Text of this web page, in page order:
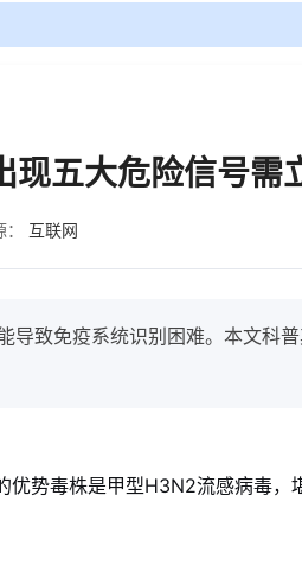
现五大危险信号需
： 互联网
导致免疫系统识别困难。本文科
势毒株是甲型H3N2流感病毒，